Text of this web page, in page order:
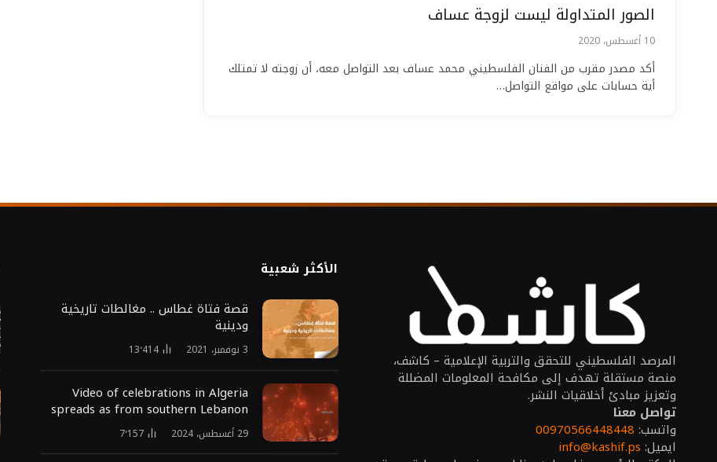
الصور المتداولة ليست لزوجة عساف
10 أغسطس، 2020
أكد مصدر مقرب من الفنان الفلسطيني محمد عساف بعد التواصل معه، أن زوجته لا تمتلك
أية حسابات على مواقع التواصل…
المرصد الفلسطيني للتحقق والتربية الإعلامية – كاشف،
منصة مستقلة تهدف إلى مكافحة المعلومات المضللة
وتعزيز مبادئ أخلاقيات النشر.
تواصل معنا
واتسب: 00970566448448
ايميل: info@kashif.ps
الأكثر شعبية
قصة فتاة غطاس .. مغالطات تاريخية
ودينية
3 نوفمبر، 2021 13٬414
Video of celebrations in Algeria
spreads as from southern Lebanon
29 أغسطس، 2024 7٬157